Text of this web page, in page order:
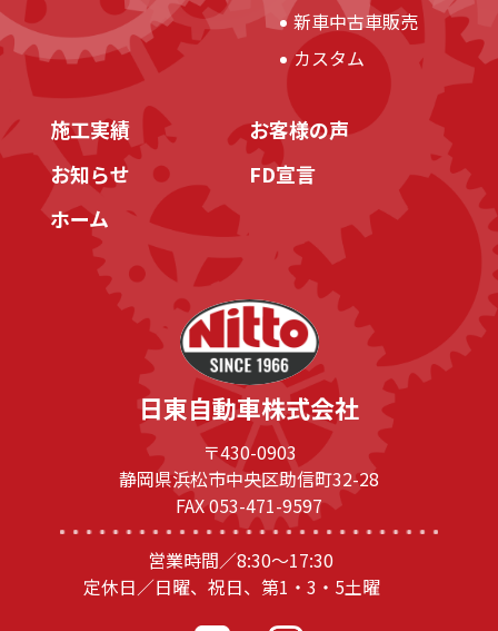
日東自動車株式会社
〒430-0903
静岡県浜松市中央区助信町32-28
FAX 053-471-9597
営業時間／8:30～17:30
定休日／日曜、祝日、第1・3・5土曜
新車中古車販売
カスタム
施工実績
お客様の声
お知らせ
FD宣言
ホーム